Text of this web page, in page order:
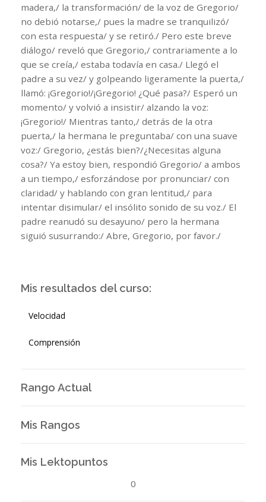
madera,/ la transformación/ de la voz de Gregorio/
no debió notarse,/ pues la madre se tranquilizó/
con esta respuesta/ y se retiró./ Pero este breve
diálogo/ reveló que Gregorio,/ contrariamente a lo
que se creía,/ estaba todavía en casa./ Llegó el
padre a su vez/ y golpeando ligeramente la puerta,/
llamó: ¡Gregorio!/¡Gregorio! ¿Qué pasa?/ Esperó un
momento/ y volvió a insistir/ alzando la voz:
¡Gregorio!/ Mientras tanto,/ detrás de la otra
puerta,/ la hermana le preguntaba/ con una suave
voz:/ Gregorio, ¿estás bien?/¿Necesitas alguna
cosa?/ Ya estoy bien, respondió Gregorio/ a ambos
a un tiempo,/ esforzándose por pronunciar/ con
claridad/ y hablando con gran lentitud,/ para
intentar disimular/ el insólito sonido de su voz./ El
padre reanudó su desayuno/ pero la hermana
siguió susurrando:/ Abre, Gregorio, por favor./
Mis resultados del curso:
Velocidad
Comprensión
Rango Actual
Mis Rangos
Mis Lektopuntos
0